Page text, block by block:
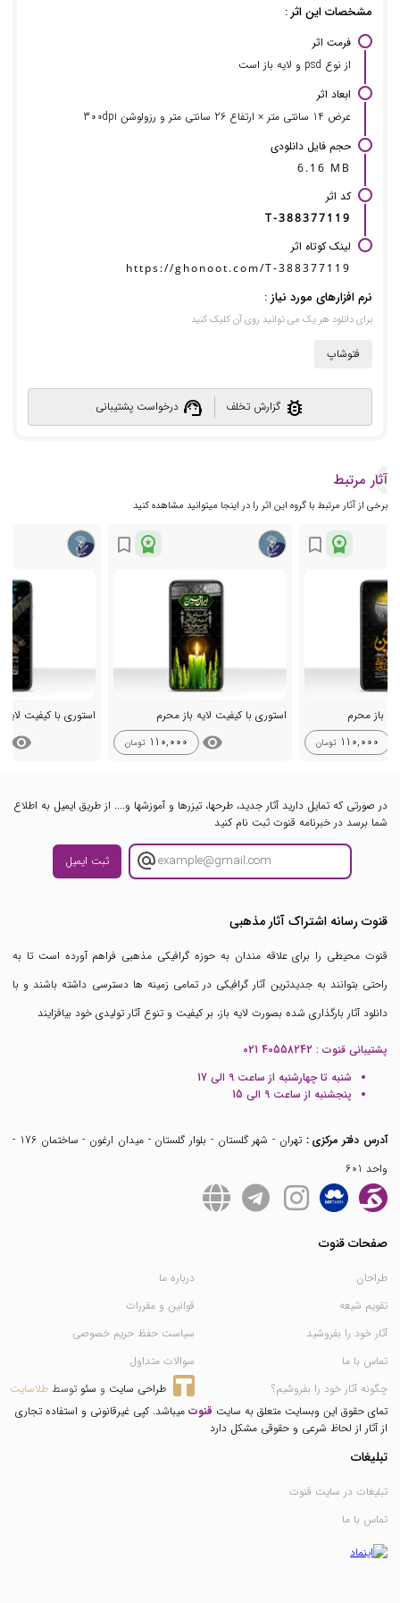
مشخصات این اثر :
فرمت اثر
از نوع psd و لایه باز است
ابعاد اثر
عرض 14 سانتی متر × ارتفاع 26 سانتی متر و رزولوشن 300dpi
حجم فایل دانلودی
6.16 MB
کد اثر
T-388377119
لینک کوتاه اثر
https://ghonoot.com/T-388377119
نرم افزارهای مورد نیاز :
برای دانلود هر یک می توانید روی آن کلیک کنید
فتوشاپ
bug_report گزارش تخلف support_agent درخواست پشتیبانی
آثار مرتبط
برخی از آثار مرتبط با گروه این اثر را در اینجا میتوانید مشاهده کنید
workspace_premium
bookmark_border
باز محرم
110,000 تومان
workspace_premium
bookmark_border
استوری با کیفیت لایه باز محرم
visibility
110,000 تومان
استوری با کیفیت لایه
visibility
در صورتی که تمایل دارید آثار جدید، طرحها، تیزرها و آموزشها و.... از طریق ایمیل به اطلاع
شما برسد در خبرنامه قنوت ثبت نام کنید
ثبت ایمیل
قنوت رسانه اشتراک آثار مذهبی
قنوت محیطی را برای علاقه مندان به حوزه گرافیکی مذهبی فراهم آورده است تا به
راحتی بتوانند به جدیدترین آثار گرافیکی در تمامی زمینه ها دسترسی داشته باشند و با
دانلود آثار بارگذاری شده بصورت لایه باز، بر کیفیت و تنوع آثار تولیدی خود بیافزایند
پشتیبانی قنوت : 021 40558242
شنبه تا چهارشنبه از ساعت 9 الی 17
پنجشنبه از ساعت 9 الی 15
آدرس دفتر مرکزی :
تهران - شهر گلستان - بلوار گلستان - میدان ارغون - ساختمان 176 -
واحد 601
صفحات قنوت
طراحان
تقویم شیعه
آثار خود را بفروشید
تماس با ما
چگونه آثار خود را بفروشیم؟
درباره ما
قوانین و مقررات
سیاست حفظ حریم خصوصی
سوالات متداول
طراحی سایت و سئو توسط طلاسایت
تمای حقوق این وبسایت متعلق به سایت قنوت میباشد. کپی غیرقانونی و استفاده تجاری
از آثار از لحاظ شرعی و حقوقی مشکل دارد
تبلیغات
تبلیغات در سایت قنوت
تماس با ما